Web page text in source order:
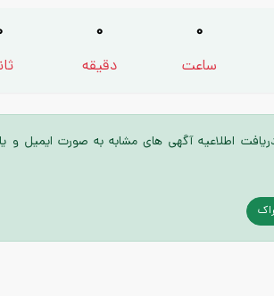
0
ساعت
0
دقیقه
اطلاعیه آگهی های مشابه به صورت ایمیل و